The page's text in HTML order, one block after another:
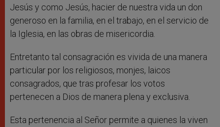
Jesús y como Jesús, hacier de nuestra vida un don
generoso en la familia, en el trabajo, en el servicio de
la Iglesia, en las obras de misericordia.
Entretanto tal consagración es vivida de una manera
particular por los religiosos, monjes, laicos
consagrados, que tras profesar los votos
pertenecen a Dios de manera plena y exclusiva.
Esta pertenencia al Señor permite a quienes la viven